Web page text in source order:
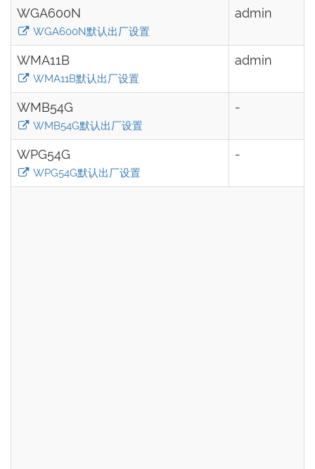
WGA600N
WGA600N默认出厂设置
admin
WMA11B
WMA11B默认出厂设置
admin
WMB54G
WMB54G默认出厂设置
-
WPG54G
WPG54G默认出厂设置
-